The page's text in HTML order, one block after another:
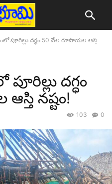
పూరిల్లు దగ్ధం 50 వేల రూపాయల ఆస్తి
దగ్ధం
నష్టం!
0
103